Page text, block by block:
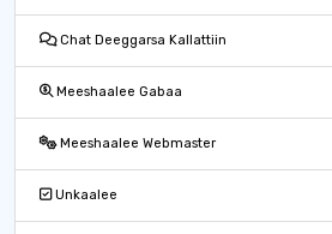
Chat Deeggarsa Kallattiin
Meeshaalee Gabaa
Meeshaalee Webmaster
Unkaalee